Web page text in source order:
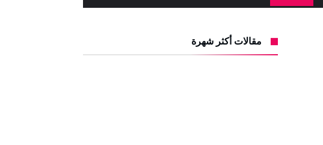
مقالات أكثر شهرة